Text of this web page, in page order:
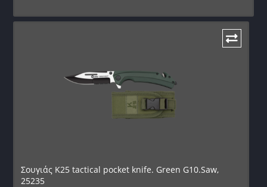
Σουγιάς K25 tactical pocket knife. Green G10.Saw,
25235